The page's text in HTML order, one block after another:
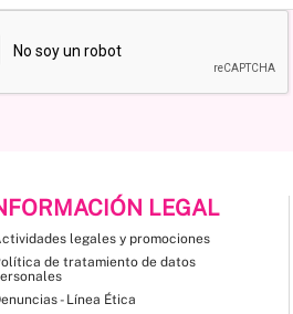
LEGAL
legales y promociones
de tratamiento de datos
- Línea Ética